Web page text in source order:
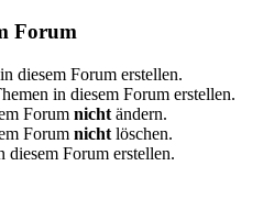
Forum
diesem Forum erstellen.
in diesem Forum erstellen.
Forum nicht ändern.
Forum nicht löschen.
diesem Forum erstellen.